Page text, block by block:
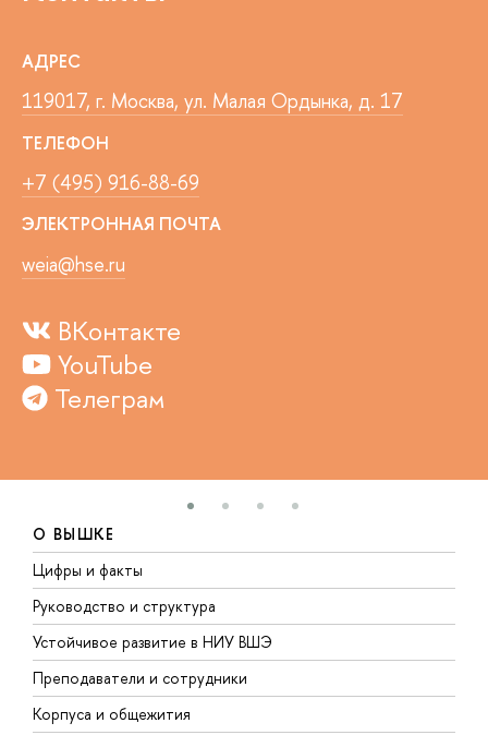
АДРЕС
119017, г. Москва, ул. Малая Ордынка, д. 17
ТЕЛЕФОН
+7 (495) 916-88-69
ЭЛЕКТРОННАЯ ПОЧТА
weia@hse.ru
ВКонтакте
YouTube
Телеграм
О ВЫШКЕ
Цифры и факты
Руководство и структура
Устойчивое развитие в НИУ ВШЭ
Преподаватели и сотрудники
Корпуса и общежития